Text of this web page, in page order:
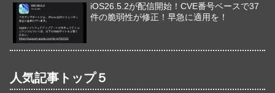
iOS26.5.2が配信開始！CVE番号ベースで37
件の脆弱性が修正！早急に適用を！
人気記事トップ５